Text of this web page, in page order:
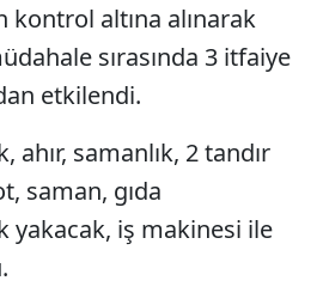
kontrol altına alınarak
sırasında 3 itfaiye
etkilendi.
ahır, samanlık, 2 tandır
saman, gıda
yakacak, iş makinesi ile